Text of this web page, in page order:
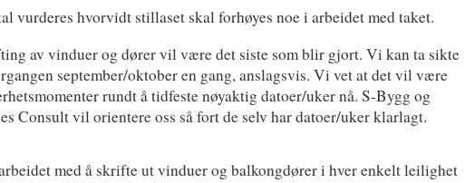
vurderes hvorvidt stillaset skal forhøyes noe i arbeidet med taket.
av vinduer og dører vil være det siste som blir gjort. Vi kan ta sikte
september/oktober en gang, anslagsvis. Vi vet at det vil være
rundt å tidfeste nøyaktig datoer/uker nå. S-Bygg og
Consult vil orientere oss så fort de selv har datoer/uker klarlagt.
med å skrifte ut vinduer og balkongdører i hver enkelt leilighet